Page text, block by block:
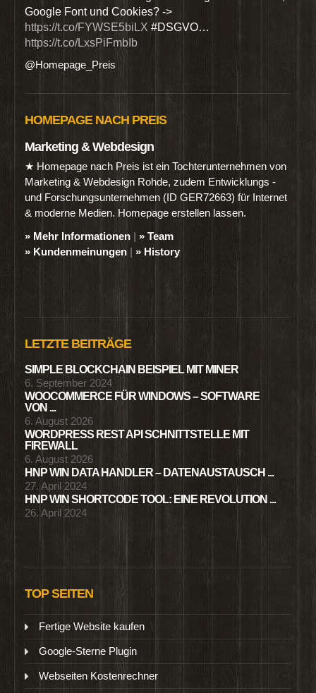
Google Font und Cookies? ->
https://t.co/FYWSE5biLX #DSGVO…
https://t.co/LxsPiFmbIb
@Homepage_Preis
HOMEPAGE NACH PREIS
Marketing & Webdesign
★ Homepage nach Preis ist ein Tochterunternehmen von
Marketing & Webdesign Rohde, zudem Entwicklungs -
und Forschungsunternehmen (ID GER72663) für Internet
& moderne Medien. Homepage erstellen lassen.
» Mehr Informationen | » Team
» Kundenmeinungen | » History
LETZTE BEITRÄGE
SIMPLE BLOCKCHAIN BEISPIEL MIT MINER
6. September 2024
WOOCOMMERCE FÜR WINDOWS – SOFTWARE
VON ...
6. August 2026
WORDPRESS REST API SCHNITTSTELLE MIT
FIREWALL
6. August 2026
HNP WIN DATA HANDLER – DATENAUSTAUSCH ...
27. April 2024
HNP WIN SHORTCODE TOOL: EINE REVOLUTION ...
26. April 2024
TOP SEITEN
Fertige Website kaufen
Google-Sterne Plugin
Webseiten Kostenrechner